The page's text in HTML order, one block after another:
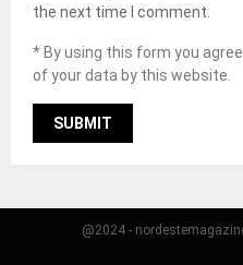
the next time I comment.
* By using this form you
of your data by this website.
@2024 -